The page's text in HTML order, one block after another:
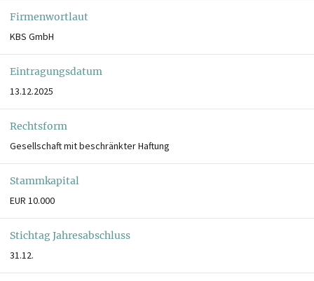
Firmenwortlaut
KBS GmbH
Eintragungsdatum
13.12.2025
Rechtsform
Gesellschaft mit beschränkter Haftung
Stammkapital
EUR 10.000
Stichtag Jahresabschluss
31.12.